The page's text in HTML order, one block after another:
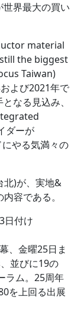
界最大の買い
material
the biggest
Taiwan)
よび2021年で
なる見込み、
ダーが
やる気満々の
北)が、実地&
容である。
日付け
、金曜25日ま
並びに19の
ラム。25周年
を上回る出展